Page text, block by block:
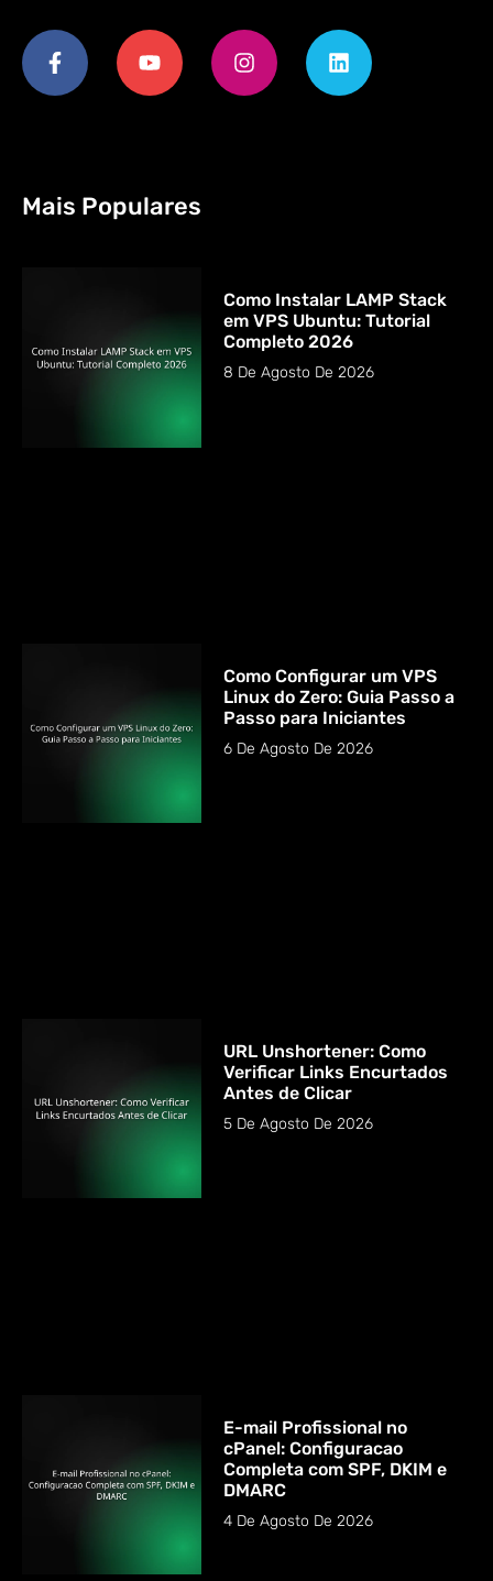
Mais Populares
Como Instalar LAMP Stack
em VPS Ubuntu: Tutorial
Completo 2026
8 De Agosto De 2026
Como Configurar um VPS
Linux do Zero: Guia Passo a
Passo para Iniciantes
6 De Agosto De 2026
URL Unshortener: Como
Verificar Links Encurtados
Antes de Clicar
5 De Agosto De 2026
E-mail Profissional no
cPanel: Configuracao
Completa com SPF, DKIM e
DMARC
4 De Agosto De 2026